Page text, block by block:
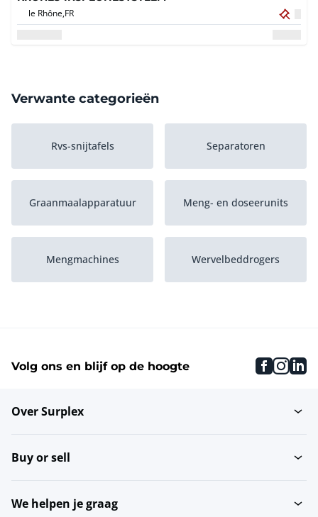
le Rhône,FR
Verwante categorieën
Rvs-snijtafels Separatoren
Graanmaalapparatuur Meng- en doseerunits
Mengmachines Wervelbeddrogers
Rvs-werktafels Brouwerijmachines
Volg ons en blijf op de hoogte
Over Surplex
Buy or sell
We helpen je graag